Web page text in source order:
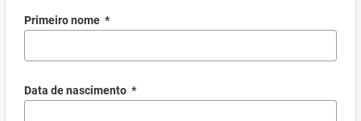
Primeiro nome *
Data de nascimento *